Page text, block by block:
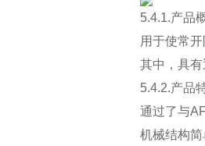
5.4.1.产品
用于使常
其中，具
5.4.2.产品
通过了与
机械结构